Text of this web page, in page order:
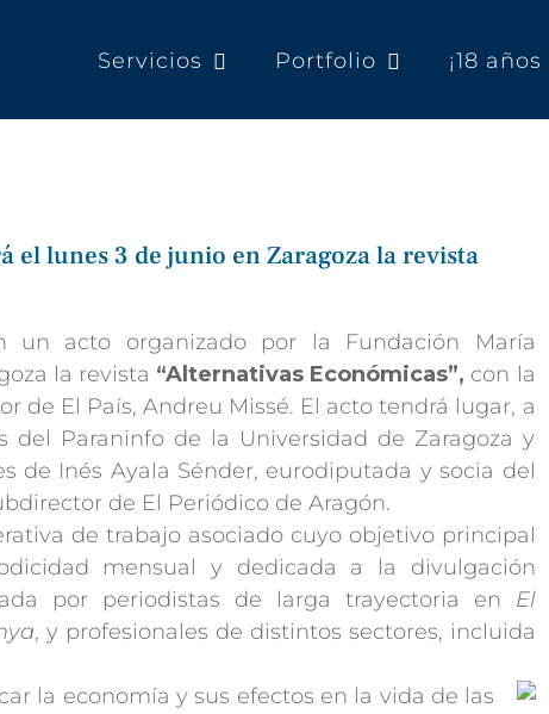
Servicios Portfolio ¡18
el lunes 3 de junio en Zaragoza la revista
acto organizado por la Fundación María
la revista “Alternativas Económicas”, con la
de El País, Andreu Missé. El acto tendrá lugar, a
del Paraninfo de la Universidad de Zaragoza y
de Inés Ayala Sénder, eurodiputada y socia del
de El Periódico de Aragón.
de trabajo asociado cuyo objetivo principal
mensual y dedicada a la divulgación
por periodistas de larga trayectoria en El
, y profesionales de distintos sectores, incluida
la economía y sus efectos en la vida de las